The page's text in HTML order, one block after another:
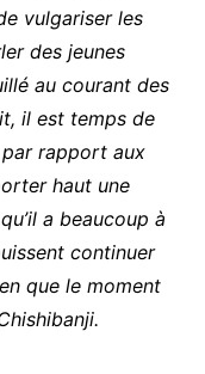
vulgariser les
des jeunes
au courant des
il est temps de
rapport aux
haut une
a beaucoup à
continuer
que le moment